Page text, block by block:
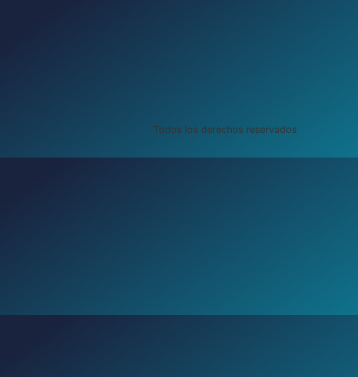
Todos los derechos reservados